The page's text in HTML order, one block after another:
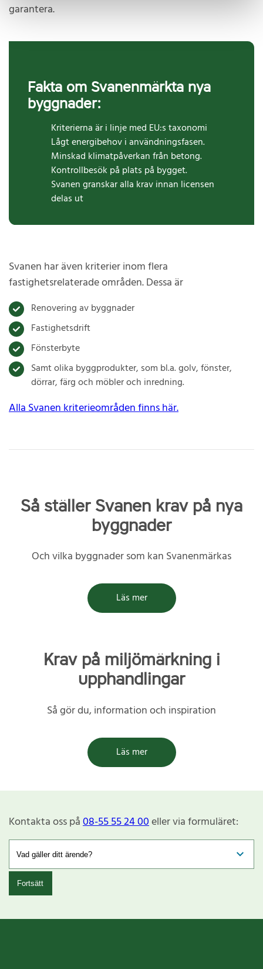
garantera.
Fakta om Svanenmärkta nya
byggnader:
Kriterierna är i linje med EU:s taxonomi
Lågt energibehov i användningsfasen.
Minskad klimatpåverkan från betong.
Kontrollbesök på plats på bygget.
Svanen granskar alla krav innan licensen
delas ut
Svanen har även kriterier inom flera
fastighetsrelaterade områden. Dessa är
Renovering av byggnader
Fastighetsdrift
Fönsterbyte
Samt olika byggprodukter, som bl.a. golv, fönster,
dörrar, färg och möbler och inredning.
Alla Svanen kriterieområden finns här.
Så ställer Svanen krav på nya
byggnader
Och vilka byggnader som kan Svanenmärkas
Läs mer
Krav på miljömärkning i
upphandlingar
Så gör du, information och inspiration
Läs mer
Kontakta oss på08-55 55 24 00eller via formuläret:
Fortsätt